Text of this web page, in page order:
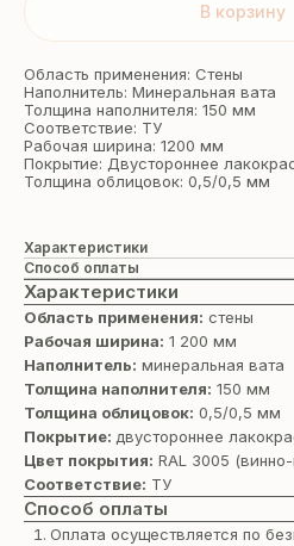
В корзину
Область применения: Стены
Наполнитель: Минеральная вата
Толщина наполнителя: 150 мм
Соответствие: ТУ
Рабочая ширина: 1200 мм
Покрытие: Двустороннее
Толщина облицовок: 0,5/0,5 мм
Характеристики
Способ оплаты
Характеристики
Область применения: стены
Рабочая ширина: 1 200 мм
Наполнитель: минеральная вата
Толщина наполнителя: 150 мм
Толщина облицовок: 0,5/0,5 мм
Покрытие: двустороннее
Цвет покрытия: RAL 3005
Соответствие: ТУ
Способ оплаты
Оплата осуществляется по